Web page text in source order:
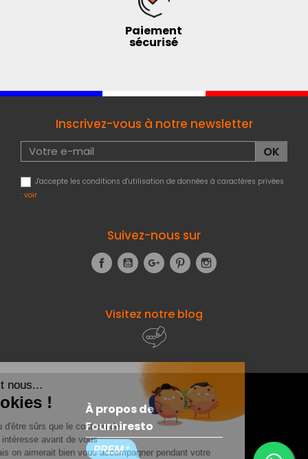
Paiement
sécurisé
Inscrivez-vous à notre newsletter
J'accepte les conditions d'utilisation de données à caractères privées
: voir
Suivez-nous sur
FacebookYouTubeGoogle+Pinterest
Visitez notre blog
À propos de
Fourniresto